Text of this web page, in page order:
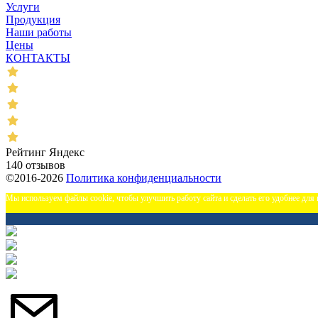
Услуги
Продукция
Наши работы
Цены
КОНТАКТЫ
Рейтинг Яндекс
140 отзывов
©2016-2026 Политика конфиденциальности
Мы используем файлы cookie, чтобы улучшить работу сайта и сделать его удобнее